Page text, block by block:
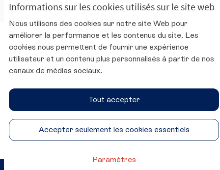
Informations sur les cookies utilisés sur le site web
Nous utilisons des cookies sur notre site Web pour
améliorer la performance et les contenus du site. Les
cookies nous permettent de fournir une expérience
utilisateur et un contenu plus personnalisés à partir de nos
canaux de médias sociaux.
Tout accepter
Accepter seulement les cookies essentiels
Paramètres
Charte d'utilisation de la plateforme
Mentions légales
Conditions générales d'utilisation
Paramètres des cookies
SUIVEZ-NOUS
Conseil économique, social et environnemental sur Twitter
Conseil économique, social et environnemental sur
Conseil économique, social et
Conseil économique, social et